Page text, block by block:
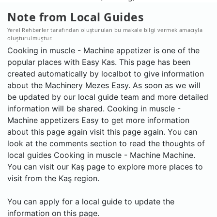
Note from Local Guides
Yerel Rehberler tarafından oluşturulan bu makale bilgi vermek amacıyla
oluşturulmuştur.
Cooking in muscle - Machine appetizer is one of the
popular places with Easy Kas. This page has been
created automatically by localbot to give information
about the Machinery Mezes Easy. As soon as we will
be updated by our local guide team and more detailed
information will be shared. Cooking in muscle -
Machine appetizers Easy to get more information
about this page again visit this page again. You can
look at the comments section to read the thoughts of
local guides Cooking in muscle - Machine Machine.
You can visit our Kaş page to explore more places to
visit from the Kaş region.
You can apply for a local guide to update the
information on this page.